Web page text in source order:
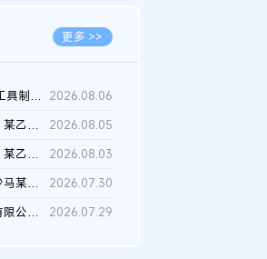
更多 >>
上诉人I某工具制品有限公司与被上诉人程某及一审被告中华人民共和...
2026.08.06
某甲公司、某乙公司、某丙公司申请诉前行为保全复议裁定书
2026.08.05
某甲公司、某乙公司、官某与某丙公司专利申请权权属纠纷 二审判决...
2026.08.03
谭某与长沙马某堆农产品股份有限公司滥用市场支配地位纠纷二审裁...
2026.07.30
杭州华某有限公司与菲某有限公司侵害发明专利权纠纷 2026.07.29